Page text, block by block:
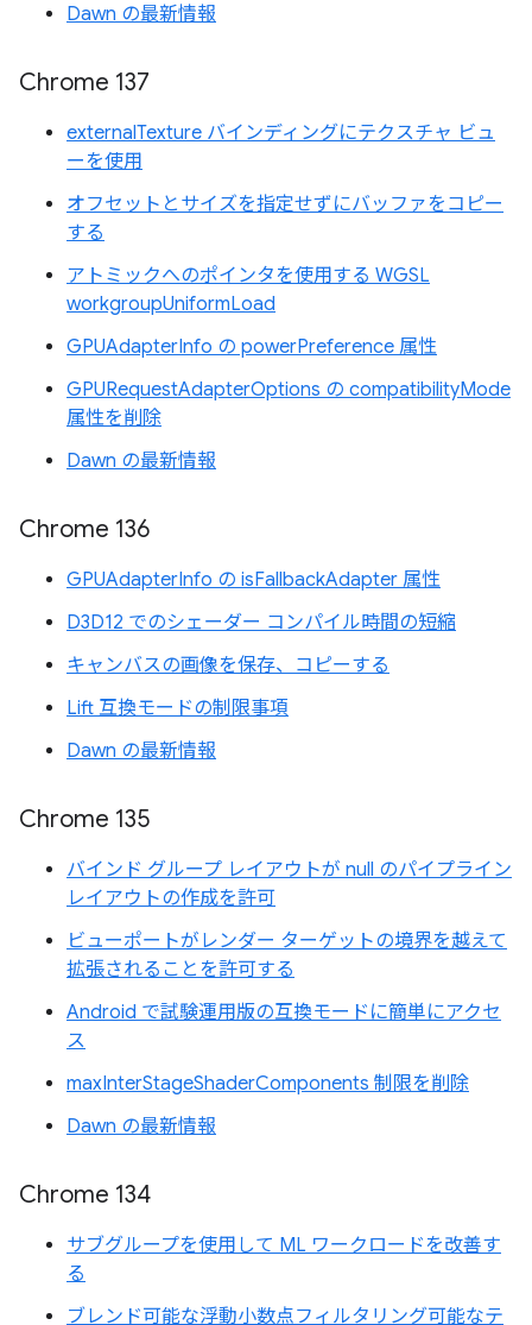
Dawn の最新情報
Chrome 137
externalTexture バインディングにテクスチャ ビュ
ーを使用
オフセットとサイズを指定せずにバッファをコピー
する
アトミックへのポインタを使用する WGSL
workgroupUniformLoad
GPUAdapterInfo の powerPreference 属性
GPURequestAdapterOptions の compatibilityMode
属性を削除
Dawn の最新情報
Chrome 136
GPUAdapterInfo の isFallbackAdapter 属性
D3D12 でのシェーダー コンパイル時間の短縮
キャンバスの画像を保存、コピーする
Lift 互換モードの制限事項
Dawn の最新情報
Chrome 135
バインド グループ レイアウトが null のパイプライン
レイアウトの作成を許可
ビューポートがレンダー ターゲットの境界を越えて
拡張されることを許可する
Android で試験運用版の互換モードに簡単にアクセ
ス
maxInterStageShaderComponents 制限を削除
Dawn の最新情報
Chrome 134
サブグループを使用して ML ワークロードを改善す
る
ブレンド可能な浮動小数点フィルタリング可能なテ